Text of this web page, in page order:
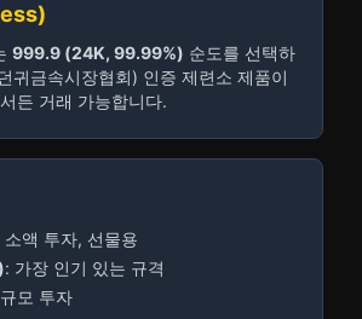
999.9 (24K, 99.99%) 순도를 선택하
귀금속시장협회) 인증 제련소 제품이
든 거래 가능합니다.
소액 투자, 선물용
: 가장 인기 있는 규격
모 투자